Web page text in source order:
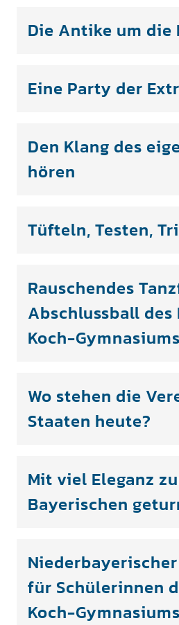
Die Antike um die
Eine Party der
Den Klang des
hören
Tüfteln, Testen,
Rauschendes
Abschlussball
Koch-Gymnasiums
Wo stehen die
Staaten heute?
Mit viel Eleganz
Bayerischen
für Schülerinnen
Koch-Gymnasiums